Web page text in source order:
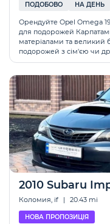
ПОДОБОВО НА ДЕНЬ
Орендуйте Opel Omega
для подорожей
матеріалами та великий
подорожей з сім'єю чи
2010 Subaru
Коломия, if | 20.43 mi
НОВА ПРОПОЗИЦІЯ